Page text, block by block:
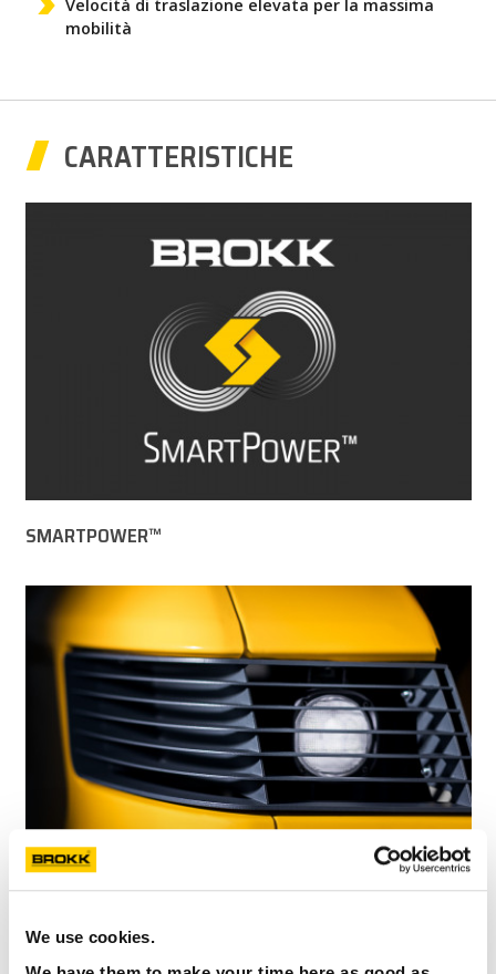
We use cookies.
Velocità di traslazione elevata per la massima
mobilità
CARATTERISTICHE
SMARTPOWER™